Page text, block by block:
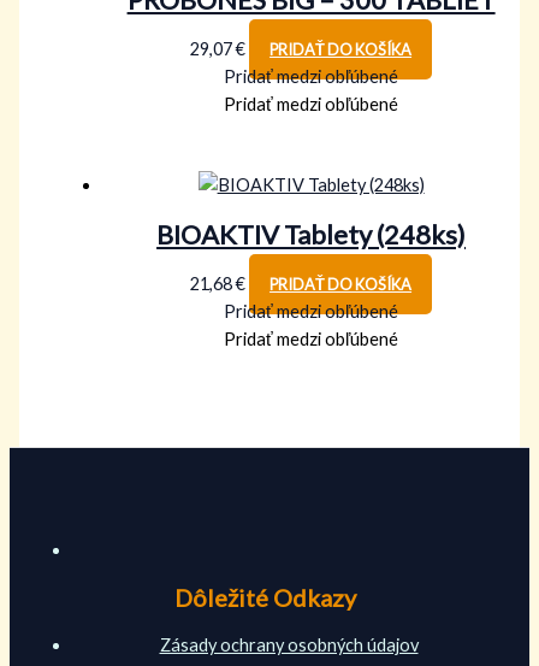
29,07€ PRIDAŤ DO KOŠÍKA
Pridať medzi obľúbené
Pridať medzi obľúbené
BIOAKTIV Tablety (248ks)
21,68€ PRIDAŤ DO KOŠÍKA
Pridať medzi obľúbené
Pridať medzi obľúbené
Dôležité Odkazy
Zásady ochrany osobných údajov